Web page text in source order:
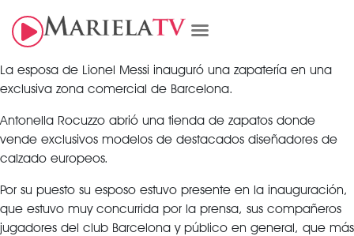
La esposa de Lionel Messi inauguró una zapatería en una
exclusiva zona comercial de Barcelona.
Antonella Rocuzzo abrió una tienda de zapatos donde
vende exclusivos modelos de destacados diseñadores de
calzado europeos.
Por su puesto su esposo estuvo presente en la inauguración,
que estuvo muy concurrida por la prensa, sus compañeros
jugadores del club Barcelona y público en general, que más